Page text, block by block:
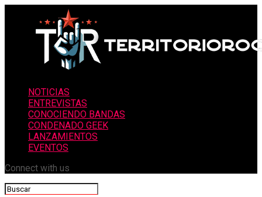
NOTICIAS
ENTREVISTAS
CONOCIENDO BANDAS
CONDENADO GEEK
LANZAMIENTOS
EVENTOS
Connect with us